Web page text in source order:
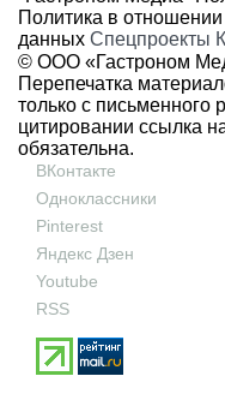
Политика в
данных Спецпроекты
© ООО «Гастроном
Перепечатка
только с
цитировании ссылка
обязательна.
ВКонтакте
Одноклассники
Pinterest
Яндекс Дзен
Youtube
RSS